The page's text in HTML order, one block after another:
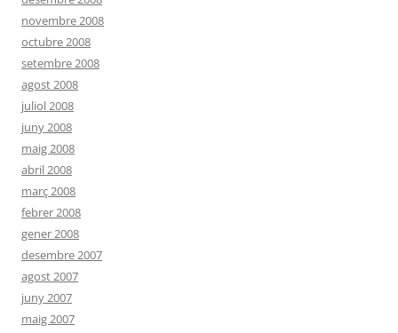
novembre 2008
octubre 2008
setembre 2008
agost 2008
juliol 2008
juny 2008
maig 2008
abril 2008
març 2008
febrer 2008
gener 2008
desembre 2007
agost 2007
juny 2007
maig 2007